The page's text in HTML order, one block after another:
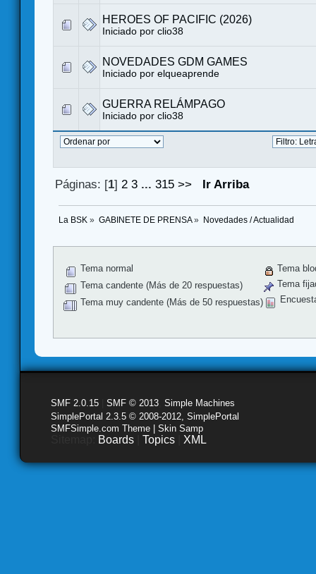
HEROES OF PACIFIC (2026)
Iniciado por clio38
NOVEDADES GDM GAMES
Iniciado por elqueaprende
GUERRA RELÁMPAGO
Iniciado por clio38
Páginas: [1] 2 3 ...315 >> Ir Arriba
La BSK » GABINETE DE PRENSA» Novedades / Actualidad
Tema normal
Tema candente (Más de 20 respuestas)
Tema muy candente (Más de 50 respuestas)
Tema
Tema
SMF 2.0.15 SMF © 2013 Simple Machines
SimplePortal 2.3.5 © 2008-2012, SimplePortal
SMFSimple.com Theme | Skin Samp
Boards Topics XML